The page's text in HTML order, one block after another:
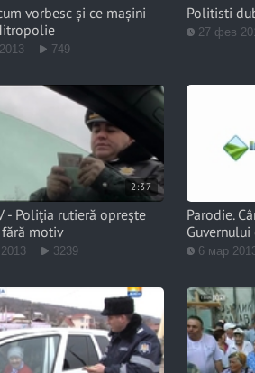
vorbesc și ce mașini
749
Politisti
27 фев
2:37
- Poliţia rutieră opreşte
motiv
3239
Parodie.
Guvernului
6 мар